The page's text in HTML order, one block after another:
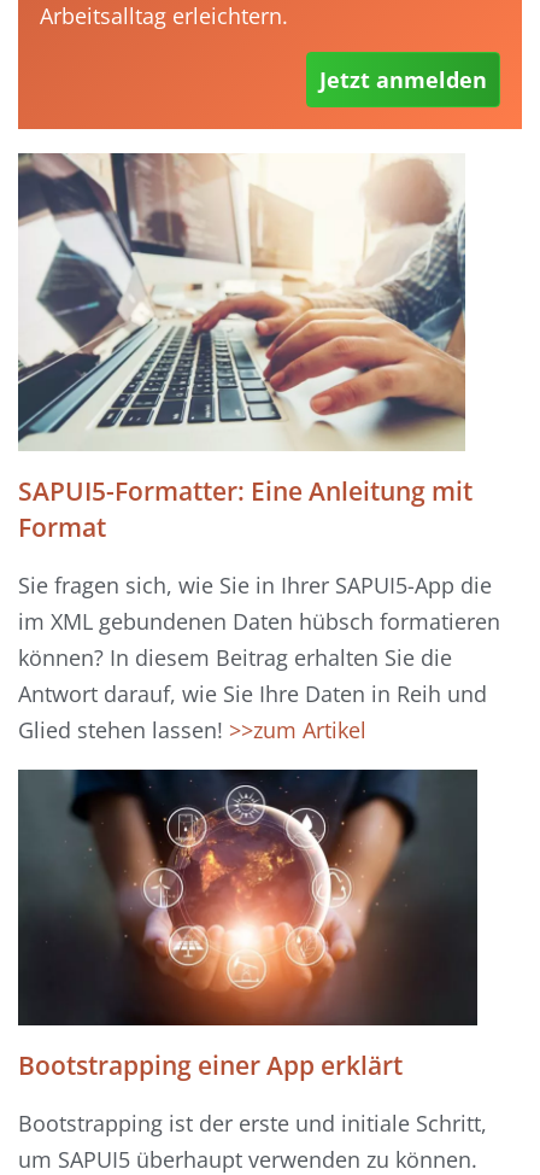
Arbeitsalltag erleichtern.
Jetzt anmelden
SAPUI5-Formatter: Eine Anleitung mit
Format
Sie fragen sich, wie Sie in Ihrer SAPUI5-App die
im XML gebundenen Daten hübsch formatieren
können? In diesem Beitrag erhalten Sie die
Antwort darauf, wie Sie Ihre Daten in Reih und
Glied stehen lassen! >>zum Artikel
Bootstrapping einer App erklärt
Bootstrapping ist der erste und initiale Schritt,
um SAPUI5 überhaupt verwenden zu können.